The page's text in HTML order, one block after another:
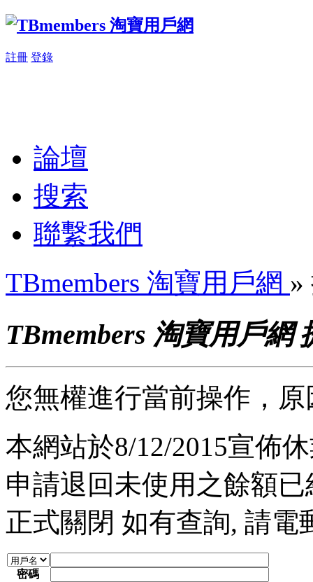
註冊 登錄
論壇
搜索
聯繫我們
TBmembers 淘寶用戶網 »
TBmembers 淘寶用戶網
您無權進行當前操作，
本網站於8/12/2015宣佈
申請退回未使用之餘額
正式關閉 如有查詢, 請電
密碼